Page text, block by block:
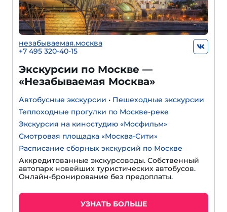
незабываемая.москва
+7 495 320-40-15
Экскурсии по Москве —
«Незабываемая Москва»
Автобусные экскурсии • Пешеходные экскурсии
Теплоходные прогулки по Москве-реке
Экскурсия на киностудию «Мосфильм»
Смотровая площадка «Москва-Сити»
Расписание сборных экскурсий по Москве
Аккредитованные экскурсоводы. Собственный
автопарк новейших туристических автобусов.
Онлайн-бронирование без предоплаты.
УЗНАТЬ БОЛЬШЕ